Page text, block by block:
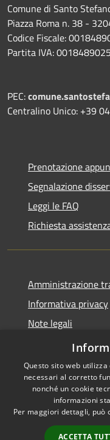
Comune di Santo
Piazza Roma n. 38 -
Codice Fiscale:
Partita IVA:
PEC:
Centralino Unico: +39
Prenotazione
Segnalazione
Leggi le FAQ
Richiesta
Amministrazione
Informativa privacy
Note legali
Dichiarazione di
Accessibilità
Questo sito web
necessari al corretto
nonché un cookie
informazioni
Per maggiori dettagli, può
ACCETTA